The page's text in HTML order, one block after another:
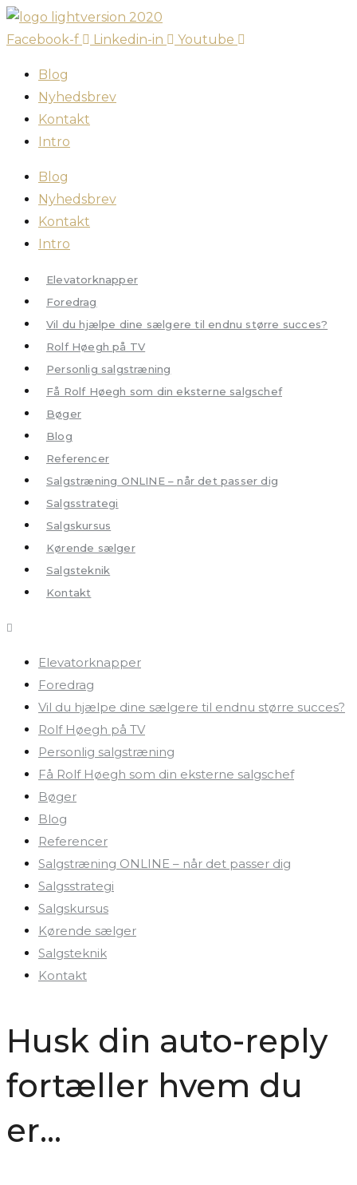
Skip
to
Facebook-f Linkedin-in Youtube
Blog
Nyhedsbrev
Kontakt
Intro
Blog
Nyhedsbrev
Kontakt
Intro
Elevatorknapper
Foredrag
Vil du hjælpe dine sælgere til endnu større succes?
Rolf Høegh på TV
Personlig salgstræning
Få Rolf Høegh som din eksterne salgschef
Bøger
Blog
Referencer
Salgstræning ONLINE – når det passer dig
Salgsstrategi
Salgskursus
Kørende sælger
Salgsteknik
Kontakt
Elevatorknapper
Foredrag
Vil du hjælpe dine sælgere til endnu større succes?
Rolf Høegh på TV
Personlig salgstræning
Få Rolf Høegh som din eksterne salgschef
Bøger
Blog
Referencer
Salgstræning ONLINE – når det passer dig
Salgsstrategi
Salgskursus
Kørende sælger
Salgsteknik
Kontakt
Husk din auto-reply
fortæller hvem du
er…